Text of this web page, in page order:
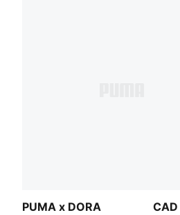
PUMA x DORA